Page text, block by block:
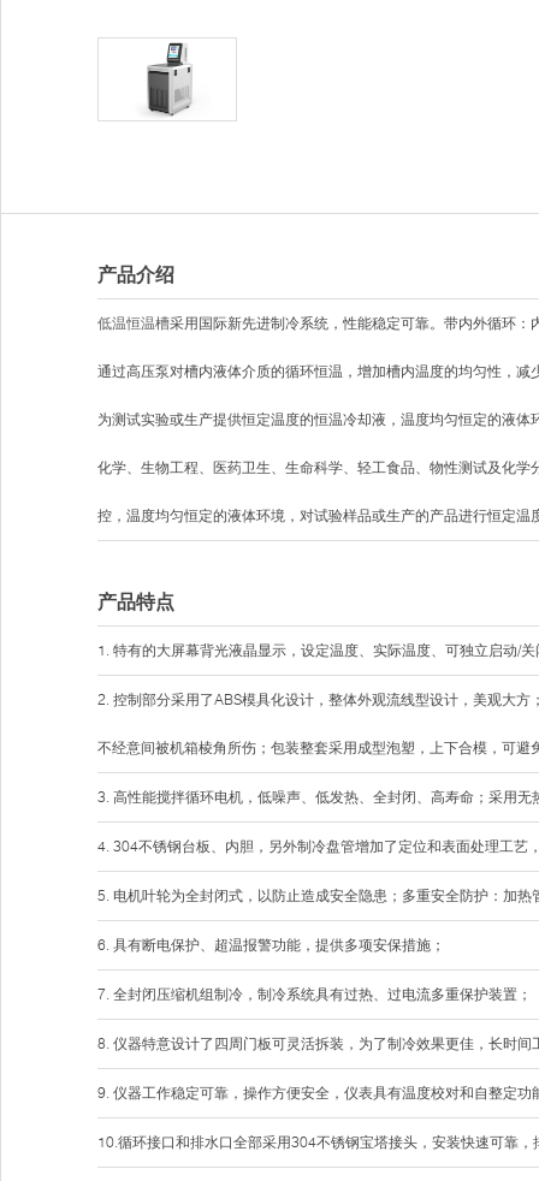
产品介绍
低温恒温槽采用国际新先进制冷系统，性能稳定可靠。带内外循环
通过高压泵对槽内液体介质的循环恒温，增加槽内温度的均匀性，
为测试实验或生产提供恒定温度的恒温冷却液，温度均匀恒定的液
化学、生物工程、医药卫生、生命科学、轻工食品、物性测试及化
控，温度均匀恒定的液体环境，对试验样品或生产的产品进行恒定
产品特点
1. 特有的大屏幕背光液晶显示，设定温度、实际温度、可独立启动/
2. 控制部分采用了ABS模具化设计，整体外观流线型设计，美观大
不经意间被机箱棱角所伤；包装整套采用成型泡塑，上下合模，可避
3. 高性能搅拌循环电机，低噪声、低发热、全封闭、高寿命；采用
4. 304不锈钢台板、内胆，另外制冷盘管增加了定位和表面处理工
5. 电机叶轮为全封闭式，以防止造成安全隐患；多重安全防护：加
6. 具有断电保护、超温报警功能，提供多项安保措施；
7. 全封闭压缩机组制冷，制冷系统具有过热、过电流多重保护装置；
8. 仪器特意设计了四周门板可灵活拆装，为了制冷效果更佳，长时
9. 仪器工作稳定可靠，操作方便安全，仪表具有温度校对和自整定功
10.循环接口和排水口全部采用304不锈钢宝塔接头，安装快速可靠